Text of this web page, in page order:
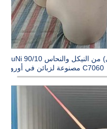
وصلات سباكة (قسام / مشترك تي) من النيكل والنحاس CuNi 90/10
C7060 مصنوعة لزبائن في أوروبا